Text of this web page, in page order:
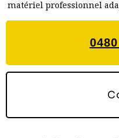
matériel professionnel